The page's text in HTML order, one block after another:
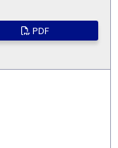
PDF